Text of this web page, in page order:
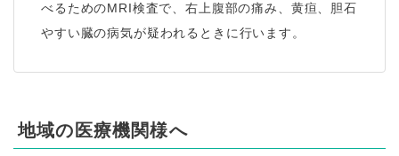
べるためのMRI検査で、右上腹部の痛み、黄疸、胆石
やすい臓の病気が疑われるときに行います。
地域の医療機関様へ